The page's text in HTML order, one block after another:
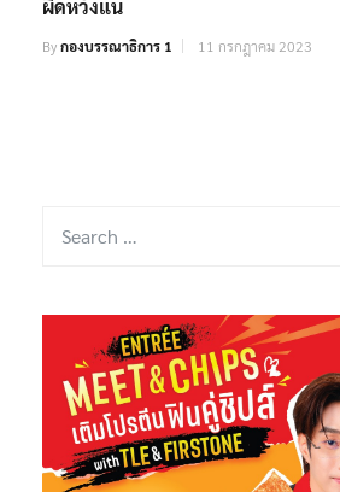
ผิดหวังแน่
Byกองบรรณาธิการ 1 11 กรกฎาคม 2023